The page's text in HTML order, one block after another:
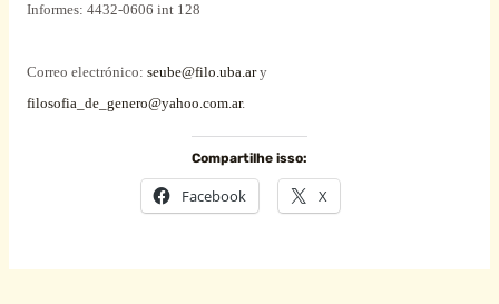
Informes: 4432-0606 int 128
Correo electrónico: seube@filo.uba.ary
filosofia_de_genero@yahoo.com.ar.
Compartilhe isso:
Facebook X